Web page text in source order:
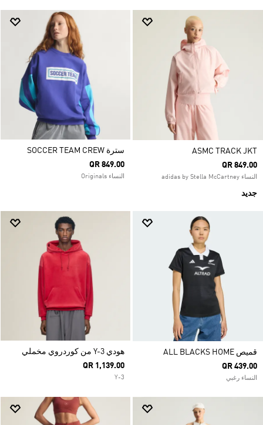
ASMC TRACK JKT
QR 849.00
النساء adidas by Stella McCartney
جديد
سترة SOCCER TEAM CREW
QR 849.00
النساء Originals
قميص ALL BLACKS HOME
QR 439.00
النساء رغبي
هودي Y-3 من كوردروي مخملي
QR 1,139.00
Y-3